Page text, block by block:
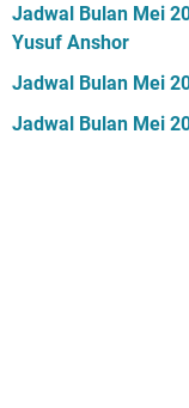
Jadwal Bulan Mei
Yusuf Anshor
Jadwal Bulan Mei
Jadwal Bulan Mei